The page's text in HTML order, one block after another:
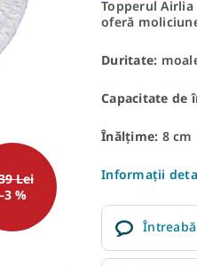
Lei
%
Topperul
oferă
Duritate:
Capacitate de
Înălțime: 8 cm
Informaţii
Întreabă